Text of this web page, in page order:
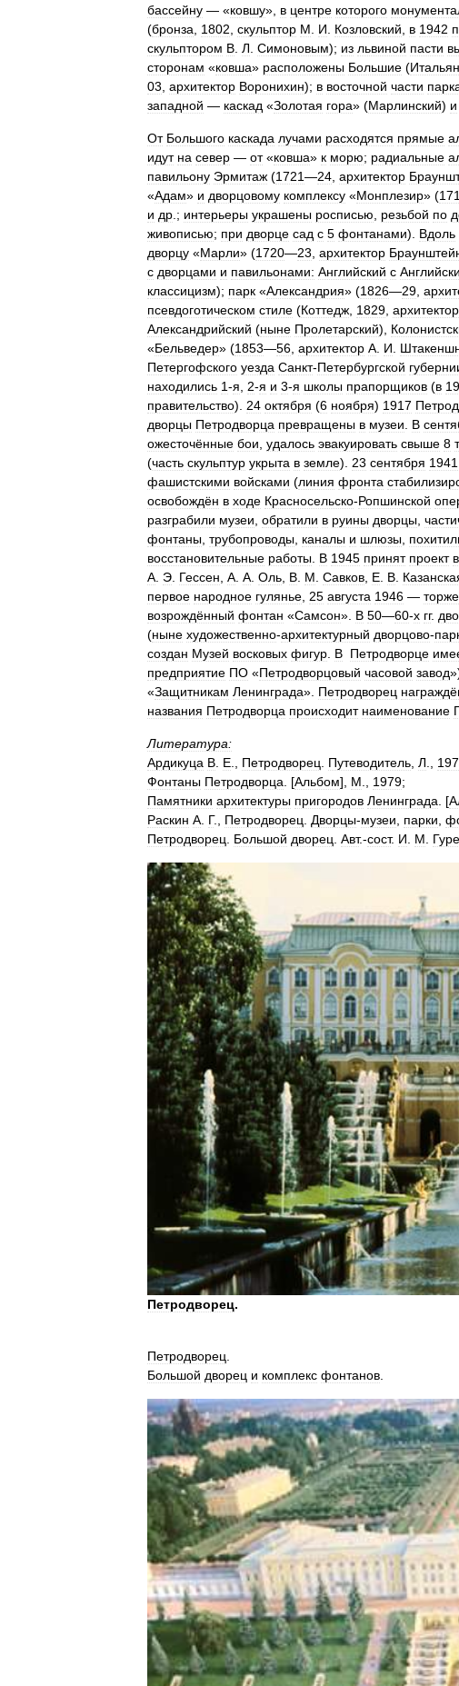
бассейну — «ковшу», в центре которого
(бронза 1802 скульптор М И Козловский в 1942
скульптором В Л Симоновым); из львиной пасти
сторонам «ковша» расположены Большие (
03 архитектор Воронихин); в восточной части
западной — каскад «Золотая гора» (Марлинский) и
От Большого каскада лучами расходятся прямые
идут на север — от«ковша» к морю; радиальные
павильону Эрмитаж (1721—24 архитектор
«Адам» и дворцовому комплексу «Монплезир» (
и др .; интерьеры украшены росписью резьбой по
живописью; при дворце сад с 5 фонтанами). Вдоль
дворцу «Марли» (1720—23 архитектор
с дворцами и павильонами: Английский с
классицизм); парк «Александрия» (1826—29
псевдоготическом стиле (Коттедж 1829 архитектор
Александрийский (ныне Пролетарский),
«Бельведер» (1853—56 архитектор А И
Петергофского уезда Санкт-Петербургской
находились 1-я 2-я и 3-я школы прапорщиков (в
правительство). 24 октября (6 ноября) 1917
дворцы Петродворца превращены в музеи В
ожесточённые бои удалось эвакуировать свыше 8
(часть скульптур укрыта в земле). 23 сентября 1941
фашистскими войсками (линия фронта
освобождён в ходе Красносельско-Ропшинской
разграбили музеи обратили в руины дворцы
фонтаны трубопроводы каналы и шлюзы
восстановительные работы В 1945 принят проект
А Э Гессен А А Оль В М Савков Е В
первое народное гулянье 25 августа 1946 —
возрождённый фонтан «Самсон». В 50—60-х гг.
(ныне художественно-архитектурный дворцово-
создан Музей восковых фигур В Петродворце
предприятие ПО «Петродворцовый часовой завод
«Защитникам Ленинграда». Петродворец
названия Петродворца происходит наименование
Литература:
Ардикуца В Е Петродворец Путеводитель Л
Фонтаны Петродворца . [Альбом], М 1979;
Памятники архитектуры пригородов Ленинграда . [
Раскин А Г., Петродворец Дворцы-музеи парки
Петродворец
Большой дворец Авт.-сост. И М
Петродворец.
Петродворец
Большой дворец и комплекс фонтанов